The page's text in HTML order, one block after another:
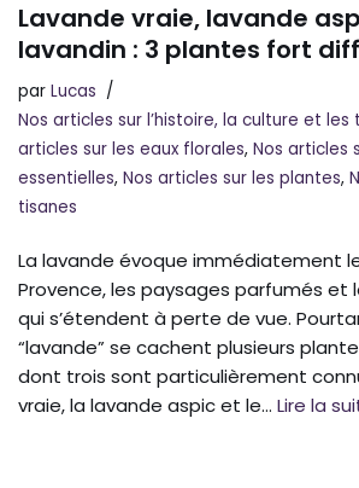
Lavande vraie, lavande
lavandin : 3 plantes fort
par Lucas
Nos articles sur l’histoire, la culture et les
articles sur les eaux florales, Nos articles
essentielles, Nos articles sur les plantes,
tisanes
La lavande évoque immédiatement
Provence, les paysages parfumés et
qui s’étendent à perte de vue.
“lavande” se cachent plusieurs
dont trois sont particulièrement
vraie, la lavande aspic et le… Lire la